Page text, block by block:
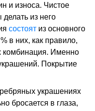
и износа. Чистое
из него
состоят из основного
в них, как правило,
комбинация. Именно
Покрытие
украшениях
бросается в глаза,